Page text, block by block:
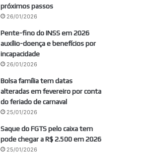
próximos passos
26/01/2026
Pente-fino do INSS em 2026
auxílio-doença e benefícios por
incapacidade
26/01/2026
Bolsa família tem datas
alteradas em fevereiro por conta
do feriado de carnaval
25/01/2026
Saque do FGTS pelo caixa tem
pode chegar a R$ 2.500 em 2026
25/01/2026